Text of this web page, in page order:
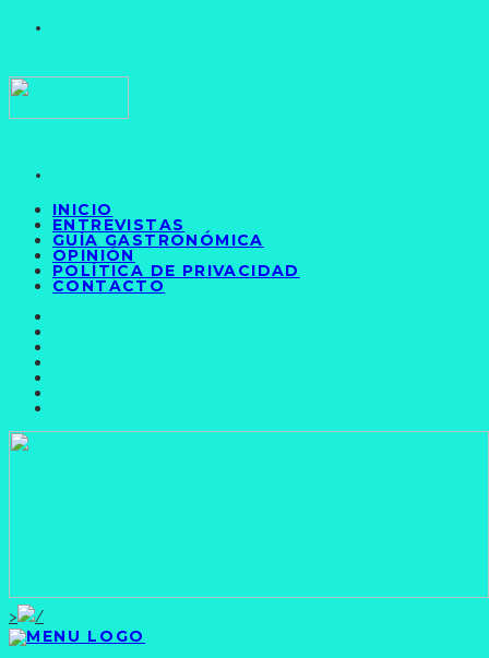
INICIO
ENTREVISTAS
GUÍA GASTRONÓMICA
OPINIÓN
POLÍTICA DE PRIVACIDAD
CONTACTO
>